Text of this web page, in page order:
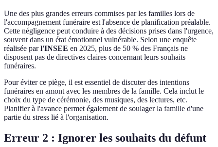
Une des plus grandes erreurs commises par les familles lors de
l'accompagnement funéraire est l'absence de planification préalable.
Cette négligence peut conduire à des décisions prises dans l'urgence,
souvent dans un état émotionnel vulnérable. Selon une enquête
réalisée parl'INSEE en 2025, plus de 50 % des Français ne
disposent pas de directives claires concernant leurs souhaits
funéraires.
Pour éviter ce piège, il est essentiel de discuter des intentions
funéraires en amont avec les membres de la famille. Cela inclut le
choix du type de cérémonie, des musiques, des lectures, etc.
Planifier à l'avance permet également de soulager la famille d'une
partie du stress lié à l'organisation.
Erreur 2 : Ignorer les souhaits du défunt